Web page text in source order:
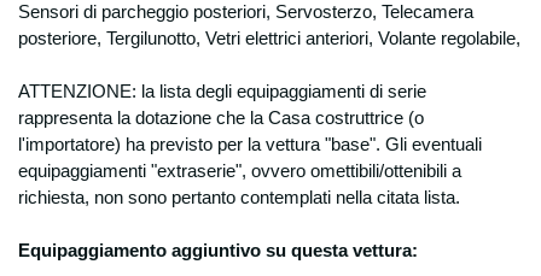
Sensori di parcheggio posteriori, Servosterzo, Telecamera
posteriore, Tergilunotto, Vetri elettrici anteriori, Volante regolabile,
ATTENZIONE: la lista degli equipaggiamenti di serie
rappresenta la dotazione che la Casa costruttrice (o
l'importatore) ha previsto per la vettura "base". Gli eventuali
equipaggiamenti "extraserie", ovvero omettibili/ottenibili a
richiesta, non sono pertanto contemplati nella citata lista.
Equipaggiamento aggiuntivo su questa vettura: